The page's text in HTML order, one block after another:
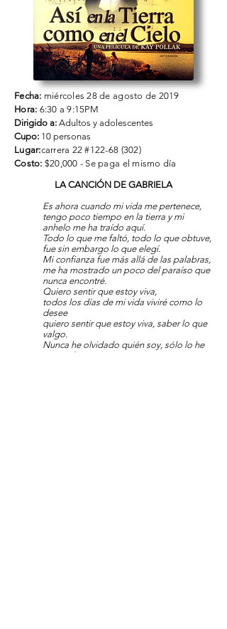
Fecha: miércoles 28 de agosto de 2019
Hora: 6:30 a 9:15PM
Dirigido a: Adultos y adolescentes
Cupo: 10 personas
Lugar:carrera 22 #122-68 (302)
Costo: $20,000 - Se paga el mismo día
LA CANCIÓN DE GABRIELA
Es ahora cuando mi vida me pertenece,
tengo poco tiempo en la tierra y mi
anhelo me ha traído aquí.
Todo lo que me faltó, todo lo que obtuve,
fue sin embargo lo que elegí.
Mi confianza fue más allá de las palabras,
me ha mostrado un poco del paraíso que
nunca encontré.
Quiero sentir que estoy viva,
todos los días de mi vida viviré como lo
desee
quiero sentir que estoy viva, saber lo que
valgo.
Nunca he olvidado quién soy, sólo lo he
apartado,